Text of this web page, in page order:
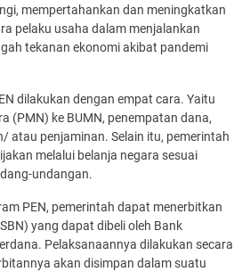
mempertahankan dan meningkatkan
pelaku usaha dalam menjalankan
tekanan ekonomi akibat pandemi
dilakukan dengan empat cara. Yaitu
(PMN) ke BUMN, penempatan dana,
atau penjaminan. Selain itu, pemerintah
melalui belanja negara sesuai
undangan.
PEN, pemerintah dapat menerbitkan
yang dapat dibeli oleh Bank
Pelaksanaannya dilakukan secara
akan disimpan dalam suatu